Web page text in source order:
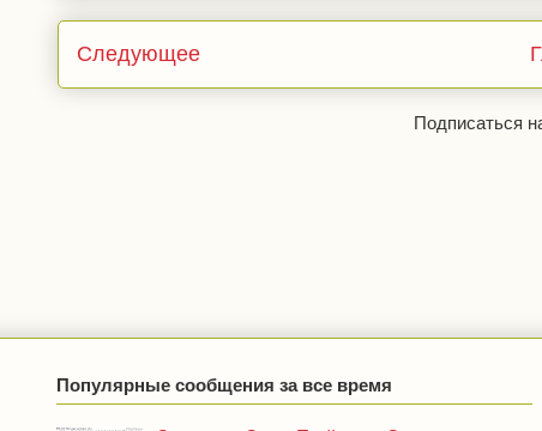
Следующее
Подписаться
Популярные сообщения за все время